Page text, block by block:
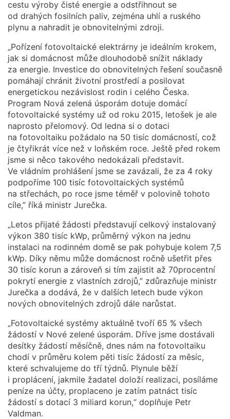
cestu výroby čisté energie a odstřihnout se
od drahých fosilních paliv, zejména uhlí a ruského
plynu a nahradit je obnovitelnými zdroji.
„Pořízení fotovoltaické elektrárny je ideálním krokem,
jak si domácnost může dlouhodobě snížit náklady
za energie. Investice do obnovitelných řešení současně
pomáhají chránit životní prostředí a posilovat
energetickou nezávislost rodin i celého Česka.
Program Nová zelená úsporám dotuje domácí
fotovoltaické systémy už od roku 2015, letošek je ale
naprosto přelomový. Od ledna si o dotaci
na fotovoltaiku požádalo na 50 tisíc domácností, což
je čtyřikrát více než v loňském roce. Ještě před rokem
jsme si něco takového nedokázali představit.
Ve vládním prohlášení jsme se zavázali, že za 4 roky
podpoříme 100 tisíc fotovoltaických systémů
na střechách, po roce jsme téměř v polovině tohoto
cíle,” říká ministr Jurečka.
„Letos přijaté žádosti představují celkový instalovaný
výkon 380 tisíc kWp, průměrný výkon na jednu
instalaci na rodinném domě se pak pohybuje kolem 7,5
kWp. Díky němu může domácnost ročně ušetřit přes
30 tisíc korun a zároveň si tím zajistit až 70procentní
pokrytí energie z vlastních zdrojů,” zdůrazňuje ministr
Jurečka a dodává, že v dalších letech bude výkon
nových obnovitelných zdrojů dále narůstat.
„Fotovoltaické systémy aktuálně tvoří 65 % všech
žádostí v Nové zelené úsporám. Dříve jsme dostávali
desítky žádostí měsíčně, dnes nám na fotovoltaiku
chodí v průměru kolem pěti tisíc žádostí za měsíc,
které schvalujeme do tří týdnů. Plynule běží
i proplácení, jakmile žadatel doloží realizaci, posíláme
peníze na účty, proplaceno je zatím patnáct tisíc
žádostí s dotací 3 miliard korun,“ doplňuje Petr
Valdman.